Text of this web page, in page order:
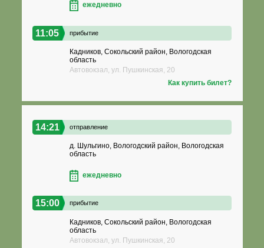
ежедневно
11:05 прибытие
Кадников, Сокольский район, Вологодская
область
Автовокзал, ул. Пушкинская, 20
Как купить билет?
14:21 отправление
д. Шульгино, Вологодский район, Вологодская
область
ежедневно
15:00 прибытие
Кадников, Сокольский район, Вологодская
область
Автовокзал, ул. Пушкинская, 20